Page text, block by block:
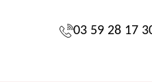
03 59 28 17